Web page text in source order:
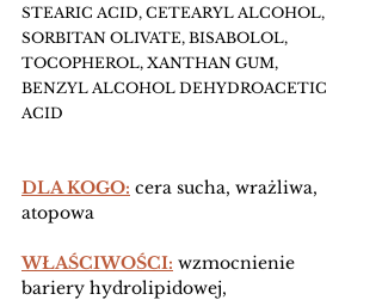
STEARIC ACID, CETEARYL ALCOHOL,
SORBITAN OLIVATE, BISABOLOL,
TOCOPHEROL, XANTHAN GUM,
BENZYL ALCOHOL DEHYDROACETIC
ACID
DLA KOGO: cera sucha, wrażliwa,
atopowa
WŁAŚCIWOŚCI: wzmocnienie
bariery hydrolipidowej,